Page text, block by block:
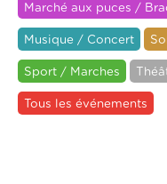
Marché aux puces /
Musique / Concert
Sport / Marches
Tous les événements